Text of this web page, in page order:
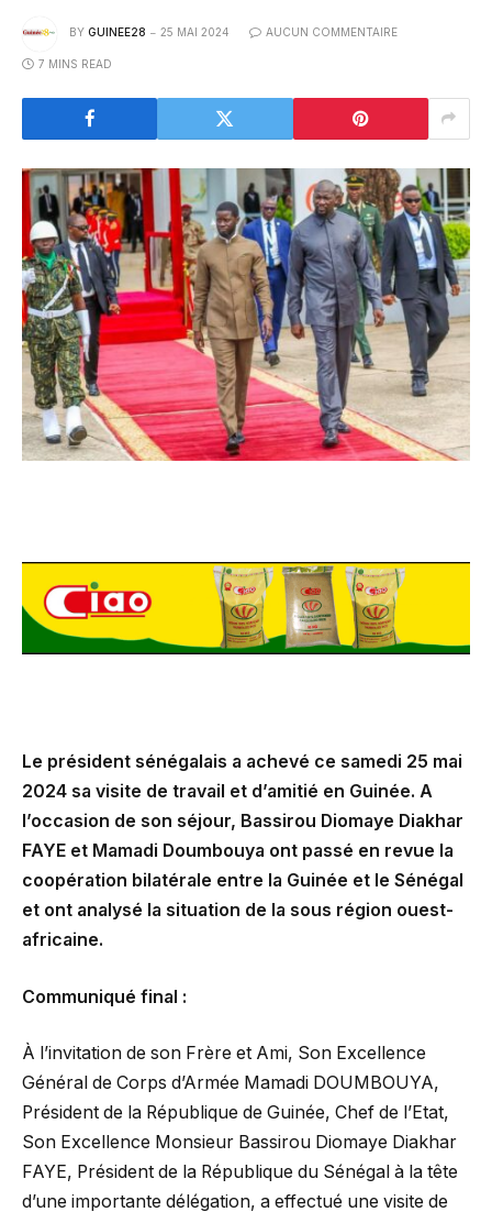
BY GUINEE28 25 MAI 2024 AUCUN COMMENTAIRE
7 MINS READ
Le président sénégalais a achevé ce samedi 25 mai
2024 sa visite de travail et d’amitié en Guinée. A
l’occasion de son séjour, Bassirou Diomaye Diakhar
FAYE et Mamadi Doumbouya ont passé en revue la
coopération bilatérale entre la Guinée et le Sénégal
et ont analysé la situation de la sous région ouest-
africaine.
Communiqué final :
À l’invitation de son Frère et Ami, Son Excellence
Général de Corps d’Armée Mamadi DOUMBOUYA,
Président de la République de Guinée, Chef de l’Etat,
Son Excellence Monsieur Bassirou Diomaye Diakhar
FAYE, Président de la République du Sénégal à la tête
d’une importante délégation, a effectué une visite de